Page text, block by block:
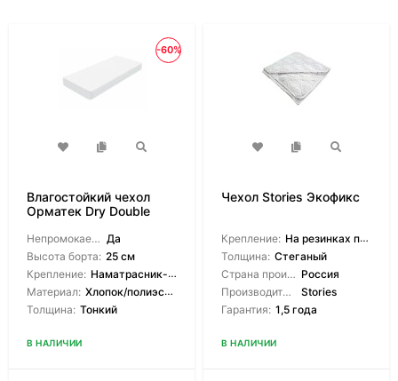
-60%
Влагостойкий чехол
Орматек Dry Double
Непромокаемый: Да
Высота борта: 25 см
Крепление: Наматрасник-чехол
Материал: Хлопок/полиэстер
Толщина: Тонкий
В НАЛИЧИИ
Чехол Stories Экофикс
Крепление: На резинках по углам
Толщина: Стеганый
Страна производитель: Россия
Производитель:
Stories
Гарантия: 1,5 года
В НАЛИЧИИ